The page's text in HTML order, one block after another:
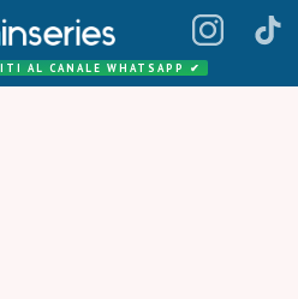
AL CANALE WHATSAPP ✔